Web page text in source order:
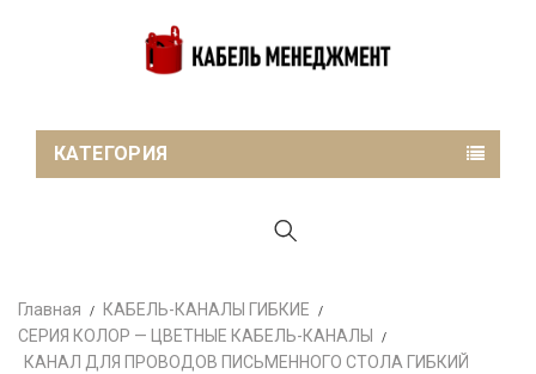
КАТЕГОРИЯ
Главная
КАБЕЛЬ-КАНАЛЫ ГИБКИЕ
СЕРИЯ КОЛОР — ЦВЕТНЫЕ КАБЕЛЬ-КАНАЛЫ
КАНАЛ ДЛЯ ПРОВОДОВ ПИСЬМЕННОГО СТОЛА ГИБКИЙ